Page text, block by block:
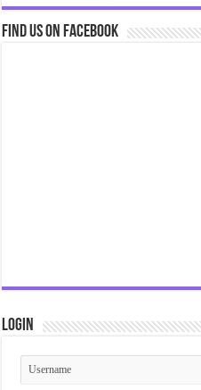
Find us on Facebook
Login